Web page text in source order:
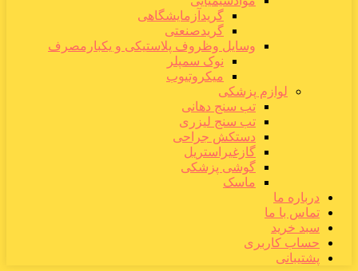
گریدآزمایشگاهی
گریدصنعتی
وسایل وظروف پلاستیکی و یکبارمصرف
نوک سمپلر
میکروتیوب
لوازم پزشکی
تب سنج دهانی
تب سنج لیزری
دستکش جراحی
گازغیراستریل
گوشی پزشکی
ماسک
درباره ما
تماس با ما
سبد خرید
حساب کاربری
پشتیبانی